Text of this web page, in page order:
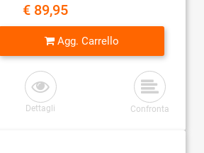
€ 89,95
Quantità
Agg. Carrello
Dettagli Confronta